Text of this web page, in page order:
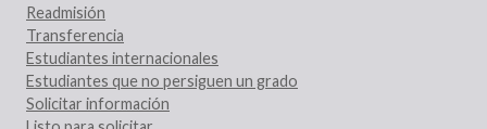
Readmisión
Transferencia
Estudiantes internacionales
Estudiantes que no persiguen un grado
Solicitar información